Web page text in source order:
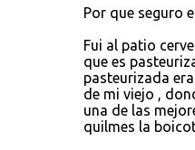
Por que seguro
Fui al patio
que es
pasteurizada
de mi viejo ,
una de las
quilmes la